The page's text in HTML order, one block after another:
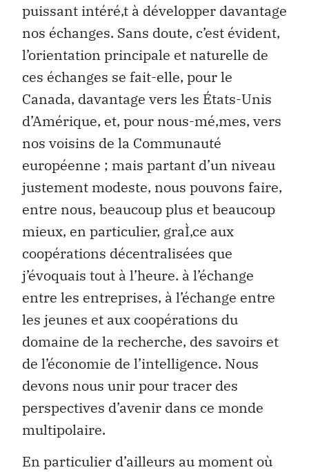
puissant intéré‚t à développer davantage
nos échanges. Sans doute, c’est évident,
l’orientation principale et naturelle de
ces échanges se fait-elle, pour le
Canada, davantage vers les États-Unis
d’Amérique, et, pour nous-mé‚mes, vers
nos voisins de la Communauté
européenne ; mais partant d’un niveau
justement modeste, nous pouvons faire,
entre nous, beaucoup plus et beaucoup
mieux, en particulier, graÌ‚ce aux
coopérations décentralisées que
j’évoquais tout à l’heure. à l’échange
entre les entreprises, à l’échange entre
les jeunes et aux coopérations du
domaine de la recherche, des savoirs et
de l’économie de l’intelligence. Nous
devons nous unir pour tracer des
perspectives d’avenir dans ce monde
multipolaire.
En particulier d’ailleurs au moment où